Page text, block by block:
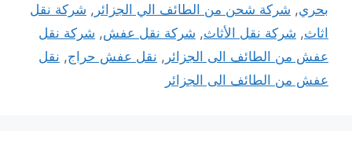
بحري, شركة شحن من الطائف الي الجزائر , شركة نقل
اثاث, شركة نقل الأثاث, شركة نقل عفش, شركة نقل
عفش من الطائف الى الجزائر , نقل عفش حراج, نقل
عفش من الطائف الى الجزائر